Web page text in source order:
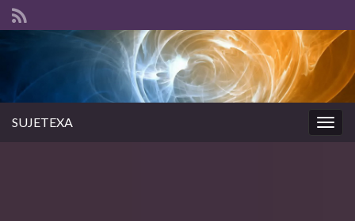
SUJETEXA